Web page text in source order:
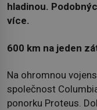
hladinou.
více.
600 km na jeden
Na ohromnou
společnost
ponorku Proteus.